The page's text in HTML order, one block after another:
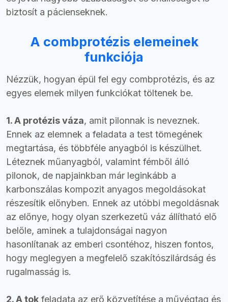
biztosít a pácienseknek.
A combprotézis elemeinek
funkciója
Nézzük, hogyan épül fel egy combprotézis, és az
egyes elemek milyen funkciókat töltenek be.
1. A protézis váza, amit pilonnak is neveznek.
Ennek az elemnek a feladata a test tömegének
megtartása, és többféle anyagból is készülhet.
Léteznek műanyagból, valamint fémből álló
pilonok, de napjainkban már leginkább a
karbonszálas kompozit anyagos megoldásokat
részesítik előnyben. Ennek az utóbbi megoldásnak
az előnye, hogy olyan szerkezetű váz állítható elő
belőle, aminek a tulajdonságai nagyon
hasonlítanak az emberi csontéhoz, hiszen fontos,
hogy meglegyen a megfelelő szakítószilárdság és
rugalmasság is.
2. A tok feladata az erő közvetítése a művégtag és